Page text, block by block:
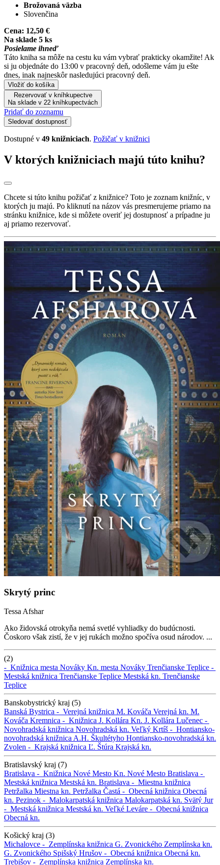
Brožovaná väzba
Slovenčina
Cena: 12,50 €
Na sklade 5 ks
Posielame ihneď
Táto kniha sa môže na cestu ku vám vybrať prakticky okamžite! Ak
si ju objednáte do 13:00 v pracovný deň, odošleme vám ju ešte
dnes, inak najneskôr nasledujúci pracovný deň.
Vložiť do košíka
Rezervovať v kníhkupectve
Na sklade v 22 kníhkupectvách
Pridať do zoznamu
Sledovať dostupnosť
Dostupné v 49 knižniciach. Požičať v knižnici
V ktorých knižniciach majú túto knihu?
Chcete si túto knihu požičať z knižnice? Toto je zoznam knižníc, v
ktorých ju majú. Po kliknutí na názov vás presmerujeme priamo na
stránku knižnice, kde si môžete overiť jej dostupnosť a prípadne ju
aj priamo rezervovať.
Skrytý princ
Tessa Afshar
Ako židovská otrokyňa nemá svetlé vyhliadky do budúcnosti.
Čoskoro však zistí, že v jej rukách možno spočíva osud národov. ...
(2)
- Knižnica mesta Nováky Kn. mesta Nováky Trenčianske Teplice -
Mestská knižnica Trenčianske Teplice Mestská kn. Trenčianske
Teplice
Banskobystrický kraj (5)
Banská Bystrica - Verejná knižnica M. Kováča Verejná kn. M.
Kováča Kremnica - Knižnica J. Kollára Kn. J. Kollára Lučenec -
Novohradská knižnica Novohradská kn. Veľký Krtíš - Hontiansko-
novohradská knižnica A.H. Škultétyho Hontiansko-novohradská kn.
Zvolen - Krajská knižnica Ľ. Štúra Krajská kn.
Bratislavský kraj (7)
Bratislava - Knižnica Nové Mesto Kn. Nové Mesto Bratislava -
Mestská knižnica Mestská kn. Bratislava - Miestna knižnica
Petržalka Miestna kn. Petržalka Častá - Obecná knižnica Obecná
kn. Pezinok - Malokarpatská knižnica Malokarpatská kn. Svätý Jur
- Mestská knižnica Mestská kn. Veľké Leváre - Obecná knižnica
Obecná kn.
Košický kraj (3)
Michalovce - Zemplínska knižnica G. Zvonického Zemplínska kn.
G. Zvonického Spišský Hrušov - Obecná knižnica Obecná kn.
Trebišov - Zemplínska knižnica Zemplínska kn.